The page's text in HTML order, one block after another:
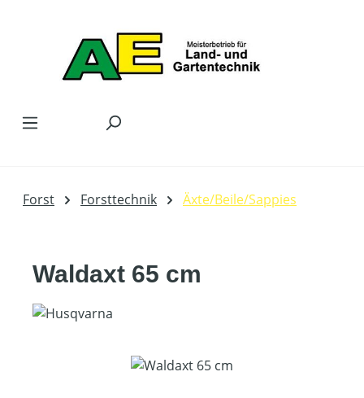
Forst Forsttechnik Äxte/Beile/Sappies
Waldaxt 65 cm
Bildergalerie überspringen